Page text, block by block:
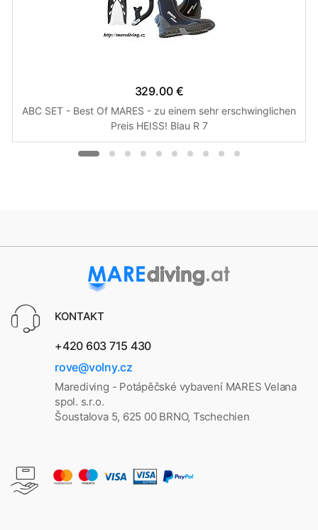
329.00 €
ABC SET - Best Of MARES - zu einem sehr erschwinglichen
Preis HEISS! Blau R 7
KONTAKT
+420 603 715 430
rove@volny.cz
Marediving - Potápěčské vybavení MARES Velana
spol. s.r.o.
Šoustalova 5, 625 00 BRNO, Tschechien